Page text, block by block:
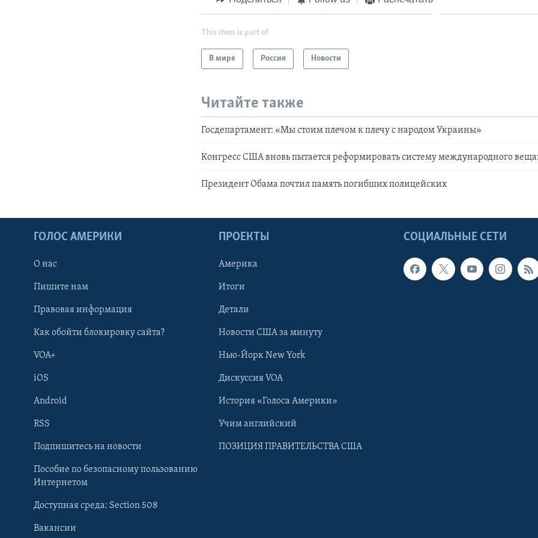
Learning English
This item is part of
В мире Россия Новости
Читайте также
Госдепартамент: «Мы стоим плечом к плечу с народом Украины»
Конгресс США вновь пытается реформировать систему международного
Президент Обама почтил память погибших полицейских
СОЦИАЛЬНЫЕ СЕТИ
ГОЛОС АМЕРИКИ
О нас
Пишите нам
Правовая информация
Как обойти блокировку сайта?
VOA+
iOS
Android
RSS
Подпишитесь на новости
Пособие по безопасному пользованию
Интернетом
Доступная среда: Section 508
Вакансии
ПРОЕКТЫ
Америка
Итоги
Детали
Новости США за минуту
Нью-Йорк New York
Дискуссия VOA
История «Голоса Америки»
Учим английский
ПОЗИЦИЯ ПРАВИТЕЛЬСТВА США